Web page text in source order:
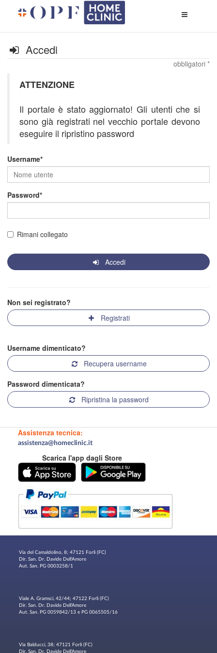
di
Accedi
obbligatori *
ATTENZIONE
Il portale è stato aggiornato! Gli utenti che si
sono già registrati nel vecchio portale devono
eseguire il ripristino password
Username
Password
Rimani collegato
Accedi
Non sei registrato?
Registrati
Username dimenticato?
Recupera username
Password dimenticata?
Ripristina la password
Assistenza tecnica:
assistenza@homeclinic.it
Scarica l'app dagli Store
Via del Camaldolino, 8; 47121 Forlì (FC)
Dir. San. Dr. Davide Dell'Amore
Aut. San. PG 0003258/1
Viale A. Gramsci, 42/44; 47122 Forlì (FC)
Dir. San. Dr. Davide Dell'Amore
Aut. San. PG 0059842/13 e PG 0065505/16
Via Balducci, 38; 47121 Forlì (FC)
Dir. San. Dr. Davide Dell'Amore